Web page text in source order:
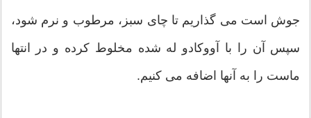
جوش است می گذاریم تا چای سبز، مرطوب و نرم شود،
سپس آن را با آووکادو له شده مخلوط کرده و در انتها
ماست را به آنها اضافه می کنیم.